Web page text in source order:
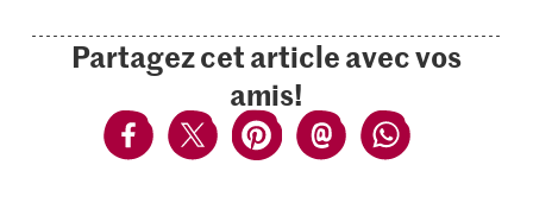
Partagez cet article avec vos
amis!